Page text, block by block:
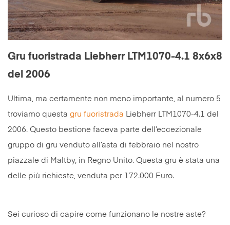
Gru fuoristrada Liebherr LTM1070-4.1 8x6x8
del 2006
Ultima, ma certamente non meno importante, al numero 5
troviamo questa gru fuoristrada Liebherr LTM1070-4.1 del
2006. Questo bestione faceva parte dell’eccezionale
gruppo di gru venduto all’asta di febbraio nel nostro
piazzale di Maltby, in Regno Unito. Questa gru è stata una
delle più richieste, venduta per 172.000 Euro.
Sei curioso di capire come funzionano le nostre aste?